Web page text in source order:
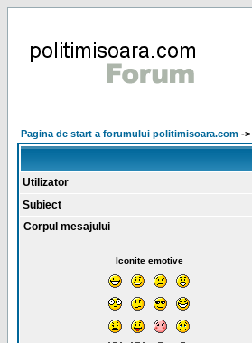
Pagina de start a forumului politimisoara.com ->
Utilizator
Subiect
Corpul mesajului
Iconite emotive